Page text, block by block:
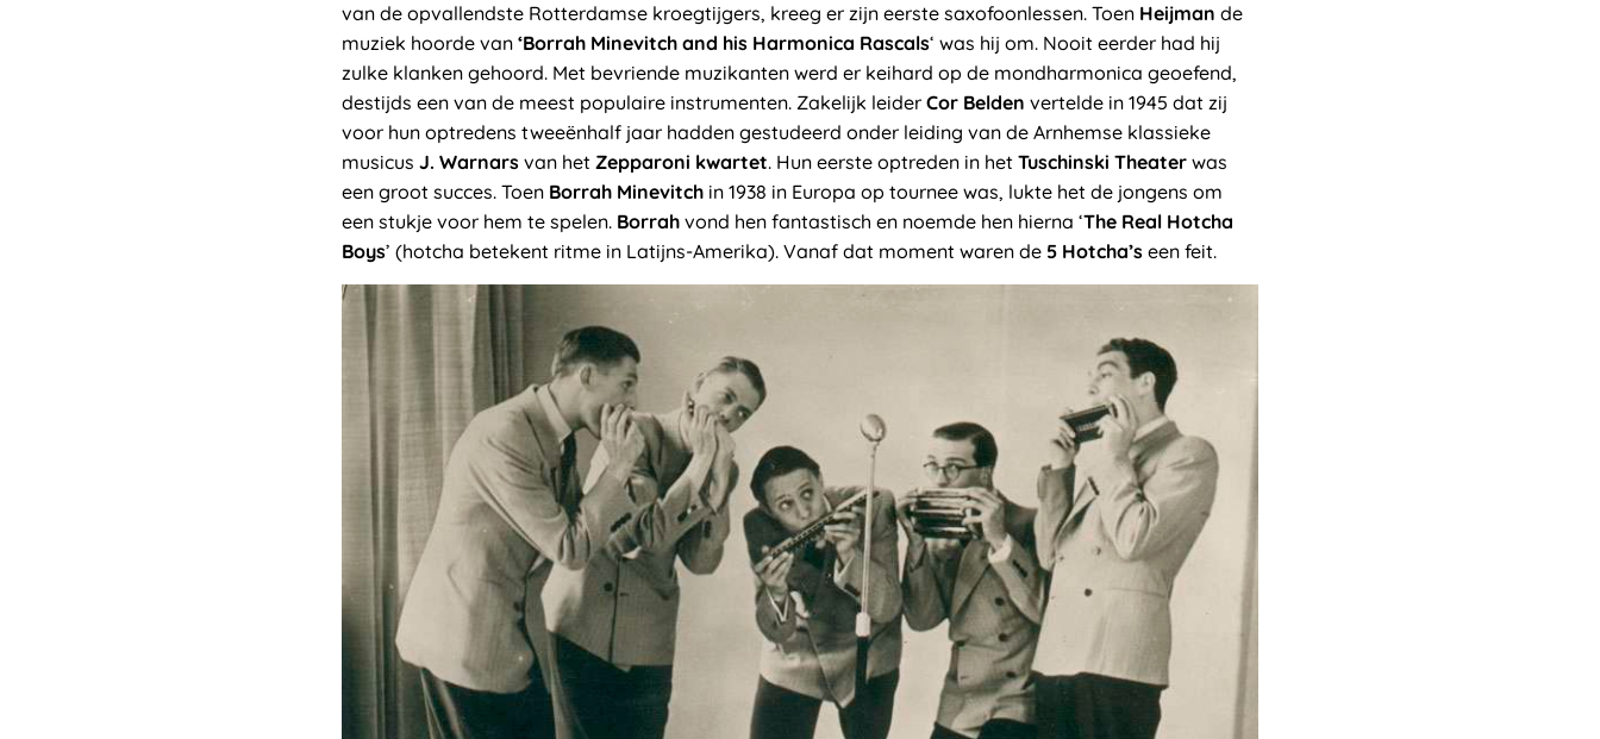
van de opvallendste Rotterdamse kroegtijgers, kreeg er zijn eerste saxofoonlessen. Toen Heijman de
muziek hoorde van ‘Borrah Minevitch and his Harmonica Rascals‘ was hij om. Nooit eerder had hij
zulke klanken gehoord. Met bevriende muzikanten werd er keihard op de mondharmonica geoefend,
destijds een van de meest populaire instrumenten. Zakelijk leider Cor Belden vertelde in 1945 dat zij
voor hun optredens tweeënhalf jaar hadden gestudeerd onder leiding van de Arnhemse klassieke
musicus J. Warnars van het Zepparoni kwartet. Hun eerste optreden in het Tuschinski Theater was
een groot succes. Toen Borrah Minevitch in 1938 in Europa op tournee was, lukte het de jongens om
een stukje voor hem te spelen. Borrah vond hen fantastisch en noemde hen hierna ‘The Real Hotcha
Boys’ (hotcha betekent ritme in Latijns-Amerika). Vanaf dat moment waren de 5 Hotcha’s een feit.